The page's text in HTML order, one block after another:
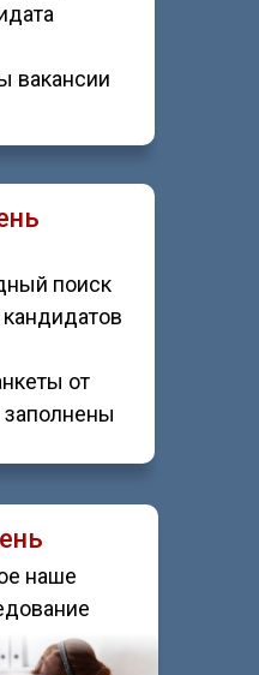
вакансии
поиск
от
наше